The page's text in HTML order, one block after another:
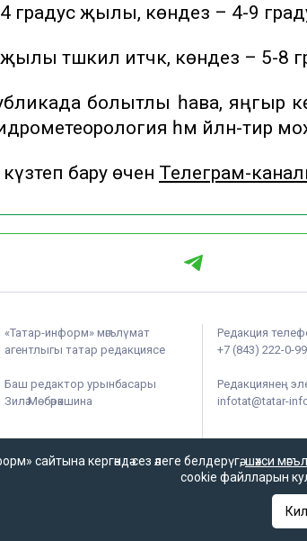
4 градус җылы, көндез – 4-9
тәшкил итәчәк, көндез – 5-8
болытлы һава, яңгыр
һәм әйләнә-тирә
бару өчен Телеграм-
«Татар-информ» мәгълүмат
агентлыгы татар редакциясе
Баш редактор урынбасары
Зилә Мөбәрәкшина
Редакция
+7 (843) 222-0-
Редакциянең
infotat@tatar-
технологияләр һәм гаммәви
сайтына кергәндә сез әлеге белдерүгә,шәхси
cookie файлларын